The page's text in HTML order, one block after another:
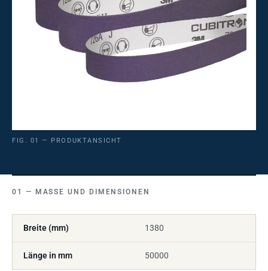
FIG. 01 — PRODUKTANSICHT
MASSE UND DIMENSIONEN
Breite (mm) 1380
Länge in mm 50000